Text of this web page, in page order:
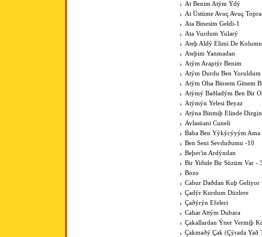
At Benim Atým Ýdý
At Üstüme Avuç Avuç
Ata Binesim Geldi-1
Ata Vurdum Yularý
Ateþ Aldý Elimi De Kolumu
Ateþim Yanmadan
Atým Araptýr Benim
Atým Durdu Ben Yoruldum
Atým Olsa Binsem Gitsem
Atýmý Baðladým Ben Bir
Atýmýn Yelesi Beyaz
Atýna Binmiþ Elinde
Avlasüani Cuneli
Baba Ben Yýkýcýyým
Ben Seni Sevduðumu -10
Beþer'in Ardýndan
Bir Yiðide Bir Sözüm Var -
Bozo
Cabur Daðdan Kuþ Geliyor
Çadýr Kurdum Düzlere
Çaðýrýn Efeleri
Cahar Attým Dubara
Çakallardan Ýner Vermiþ
Çakmaðý Çak (Çýrada Yað